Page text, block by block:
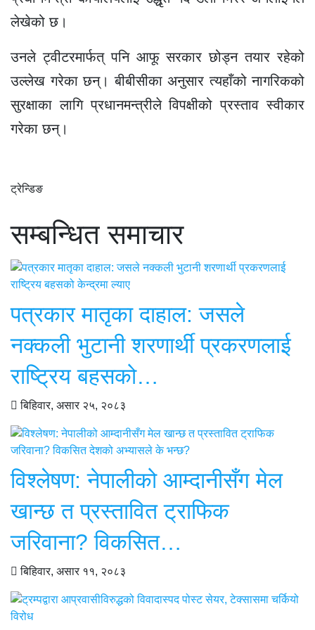
लेखेको छ।
उनले ट्वीटरमार्फत् पनि आफू सरकार छोड्न तयार रहेको
उल्लेख गरेका छन्। बीबीसीका अनुसार त्यहाँको नागरिकको
सुरक्षाका लागि प्रधानमन्त्रीले विपक्षीको प्रस्ताव स्वीकार
गरेका छन्।
ट्रेन्डिङ
सम्बन्धित समाचार
पत्रकार मातृका दाहाल: जसले
नक्कली भुटानी शरणार्थी प्रकरणलाई
राष्ट्रिय बहसको…
बिहिवार, असार २५, २०८३
विश्लेषण: नेपालीको आम्दानीसँग मेल
खान्छ त प्रस्तावित ट्राफिक
जरिवाना? विकसित…
बिहिवार, असार ११, २०८३